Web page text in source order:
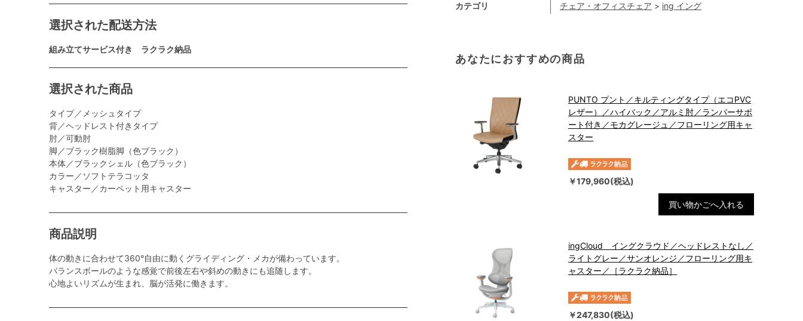
選択された配送方法
組み立てサービス付き ラクラク納品
選択された商品
タイプ／メッシュタイプ
背／ヘッドレスト付きタイプ
肘／可動肘
脚／ブラック樹脂脚（色ブラック）
本体／ブラックシェル（色ブラック）
カラー／ソフトテラコッタ
キャスター／カーペット用キャスター
商品説明
体の動きに合わせて360°自由に動くグライディング・メカが備わっています。
バランスボールのような感覚で前後左右や斜めの動きにも追随します。
心地よいリズムが生まれ、脳が活発に働きます。
カテゴリ
チェア・オフィスチェア > ing イング
あなたにおすすめの商品
PUNTO プント／キルティングタイプ（エコPVC
レザー）／ハイバック／アルミ肘／ランバーサポ
ート付き／モカグレージュ／フローリング用キャ
スター
￥179,960(税込)
買い物かごへ入れる
ingCloud イングクラウド／ヘッドレストなし／
ライトグレー／サンオレンジ／フローリング用キ
ャスター／［ラクラク納品］
￥247,830(税込)